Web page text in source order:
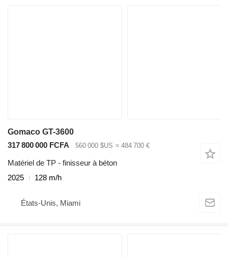
Gomaco GT-3600
317 800 000 FCFA
560 000 $US ≈ 484 700 €
Matériel de TP - finisseur à béton
2025
128 m/h
États-Unis, Miami